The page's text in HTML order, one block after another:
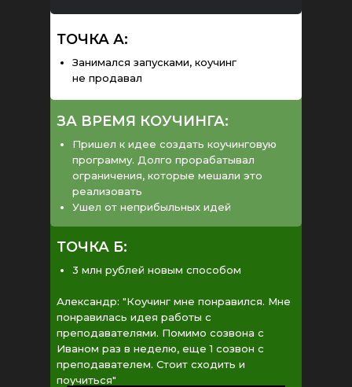
ТОЧКА А:
ЗА ВРЕМЯ КОУЧИНГА:
ТОЧКА Б:
Занимался запусками, коучинг
не продавал
Пришел к идее создать коучинговую
программу. Долго прорабатывал
ограничения, которые мешали это
реализовать
Ушел от неприбыльных идей
3 млн рублей новым способом
Александр: "Коучинг мне понравился. Мне
понравилась идея работы с
преподавателями. Помимо созвона с
Иваном раз в неделю, еще 1 созвон с
преподавателем. Стоит сходить и
поучиться"